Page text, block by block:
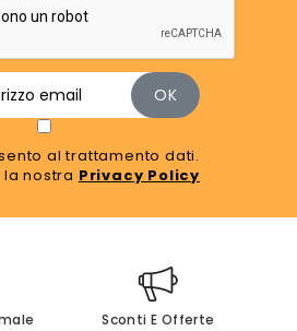
al trattamento dati.
la nostra Privacy Policy
Sconti E Offerte